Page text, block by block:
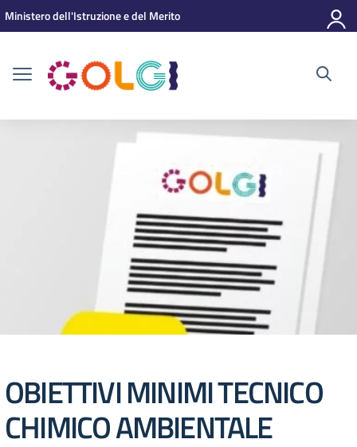
Vai ai contenuti
Vai al menu di navigazione
Vai al footer
Ministero dell'Istruzione e del Merito
OBIETTIVI MINIMI TECNICO
CHIMICO AMBIENTALE